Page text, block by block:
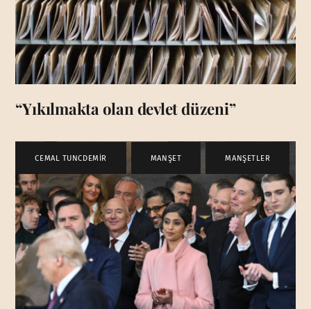
“Yıkılmakta olan devlet düzeni”
CEMAL TUNCDEMİR MANŞET MANŞETLER